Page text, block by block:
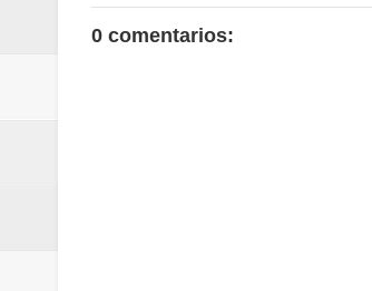
excedió límites
0 comentarios: